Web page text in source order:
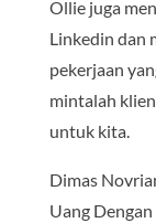
Ollie juga
Linkedin dan
pekerjaan
mintalah
untuk kita.
Dimas
Uang